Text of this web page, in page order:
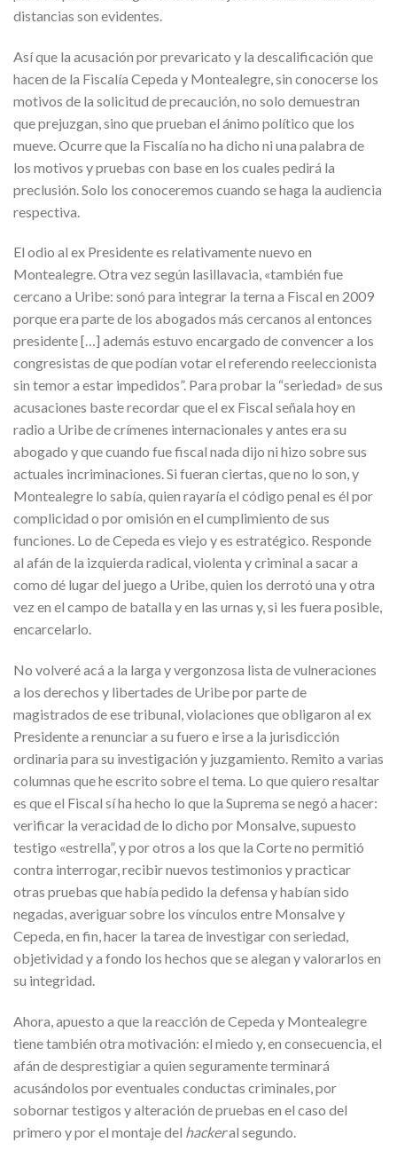
distancias son evidentes.
Así que la acusación por prevaricato y la descalificación que
hacen de la Fiscalía Cepeda y Montealegre, sin conocerse los
motivos de la solicitud de precaución, no solo demuestran
que prejuzgan, sino que prueban el ánimo político que los
mueve. Ocurre que la Fiscalía no ha dicho ni una palabra de
los motivos y pruebas con base en los cuales pedirá la
preclusión. Solo los conoceremos cuando se haga la audiencia
respectiva.
El odio al ex Presidente es relativamente nuevo en
Montealegre. Otra vez según lasillavacia, «también fue
cercano a Uribe: sonó para integrar la terna a Fiscal en 2009
porque era parte de los abogados más cercanos al entonces
presidente […] además estuvo encargado de convencer a los
congresistas de que podían votar el referendo reeleccionista
sin temor a estar impedidos”. Para probar la “seriedad» de sus
acusaciones baste recordar que el ex Fiscal señala hoy en
radio a Uribe de crímenes internacionales y antes era su
abogado y que cuando fue fiscal nada dijo ni hizo sobre sus
actuales incriminaciones. Si fueran ciertas, que no lo son, y
Montealegre lo sabía, quien rayaría el código penal es él por
complicidad o por omisión en el cumplimiento de sus
funciones. Lo de Cepeda es viejo y es estratégico. Responde
al afán de la izquierda radical, violenta y criminal a sacar a
como dé lugar del juego a Uribe, quien los derrotó una y otra
vez en el campo de batalla y en las urnas y, si les fuera posible,
encarcelarlo.
No volveré acá a la larga y vergonzosa lista de vulneraciones
a los derechos y libertades de Uribe por parte de
magistrados de ese tribunal, violaciones que obligaron al ex
Presidente a renunciar a su fuero e irse a la jurisdicción
ordinaria para su investigación y juzgamiento. Remito a varias
columnas que he escrito sobre el tema. Lo que quiero resaltar
es que el Fiscal sí ha hecho lo que la Suprema se negó a hacer:
verificar la veracidad de lo dicho por Monsalve, supuesto
testigo «estrella”, y por otros a los que la Corte no permitió
contra interrogar, recibir nuevos testimonios y practicar
otras pruebas que había pedido la defensa y habían sido
negadas, averiguar sobre los vínculos entre Monsalve y
Cepeda, en fin, hacer la tarea de investigar con seriedad,
objetividad y a fondo los hechos que se alegan y valorarlos en
su integridad.
Ahora, apuesto a que la reacción de Cepeda y Montealegre
tiene también otra motivación: el miedo y, en consecuencia, el
afán de desprestigiar a quien seguramente terminará
acusándolos por eventuales conductas criminales, por
sobornar testigos y alteración de pruebas en el caso del
primero y por el montaje del hackeral segundo.